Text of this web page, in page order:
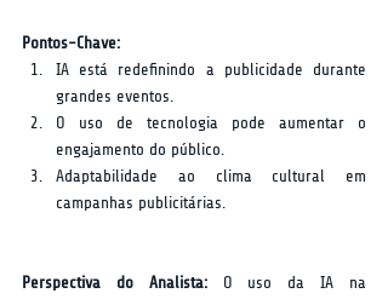
Pontos-Chave:
IA está redefinindo a publicidade durante
grandes eventos.
O uso de tecnologia pode aumentar o
engajamento do público.
Adaptabilidade ao clima cultural em
campanhas publicitárias.
Perspectiva do Analista: O uso da IA na